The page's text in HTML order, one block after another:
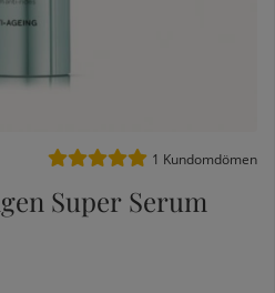
Medelbetyg 5 av 5 Antal
1 Kundomdömen
Super Serum